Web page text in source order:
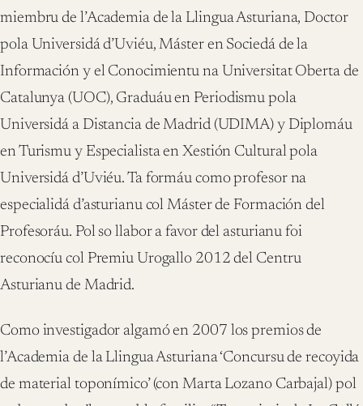
miembru de l’Academia de la Llingua Asturiana, Doctor
pola Universidá d’Uviéu, Máster en Sociedá de la
Información y el Conocimientu na Universitat Oberta de
Catalunya (UOC), Graduáu en Periodismu pola
Universidá a Distancia de Madrid (UDIMA) y Diplomáu
en Turismu y Especialista en Xestión Cultural pola
Universidá d’Uviéu. Ta formáu como profesor na
especialidá d’asturianu col Máster de Formación del
Profesoráu. Pol so llabor a favor del asturianu foi
reconocíu col Premiu Urogallo 2012 del Centru
Asturianu de Madrid.
Como investigador algamó en 2007 los premios de
l’Academia de la Llingua Asturiana ‘Concursu de recoyida
de material toponímico’ (con Marta Lozano Carbajal) pol